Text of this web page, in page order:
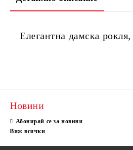
Елегантна дамска
Новини
Абонирай се за новини
Виж всички